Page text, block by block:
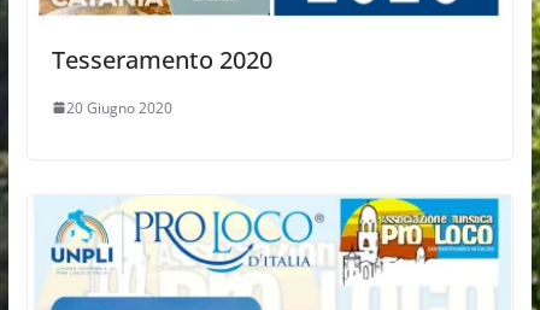
Tesseramento 2020
20 Giugno 2020